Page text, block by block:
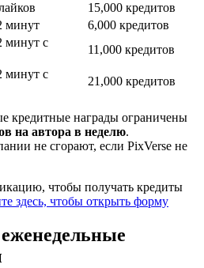
15,000 кредитов
минут
6,000 кредитов
минут с
11,000 кредитов
минут с
21,000 кредитов
кредитные награды ограничены
на автора в неделю.
не сгорают, если PixVerse не
чтобы получать кредиты
здесь, чтобы открыть форму